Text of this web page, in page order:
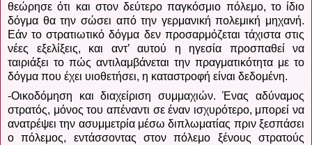
θεώρησε ότι και στον δεύτερο παγκόσμιο πόλεμο, το ίδιο
δόγμα θα την σώσει από την γερμανική πολεμική μηχανή.
Εάν το στρατιωτικό δόγμα δεν προσαρμόζεται τάχιστα στις
νέες εξελίξεις, και αντ’ αυτού η ηγεσία προσπαθεί να
ταιριάξει το πώς αντιλαμβάνεται την πραγματικότητα με το
δόγμα που έχει υιοθετήσει, η καταστροφή είναι δεδομένη.
-Οικοδόμηση και διαχείριση συμμαχιών. Ένας αδύναμος
στρατός, μόνος του απέναντι σε έναν ισχυρότερο, μπορεί να
ανατρέψει την ασυμμετρία μέσω διπλωματίας πριν ξεσπάσει
ο πόλεμος, εντάσσοντας στον πόλεμο ξένους στρατούς